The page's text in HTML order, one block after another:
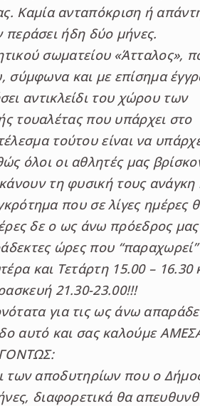
Καμία ανταπόκριση ή
περάσει ήδη δύο μήνες.
σωματείου «Άτταλος»,
σύμφωνα και με επίσημα
αντικλείδι του χώρου των
τουαλέτας που υπάρχει στο
τούτου είναι να
όλοι οι αθλητές μας
τη φυσική τους ανάγκη
που σε λίγες ημέρες
δε ο ως άνω πρόεδρος μας
ώρες που
και Τετάρτη 15.00 – 16.30
21.30-23.00!!!
για τις ως άνω
αυτό και σας καλούμε
των αποδυτηρίων που ο
διαφορετικά θα